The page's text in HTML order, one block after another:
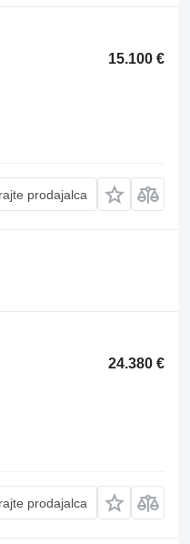
15.100 €
prodajalca
24.380 €
prodajalca